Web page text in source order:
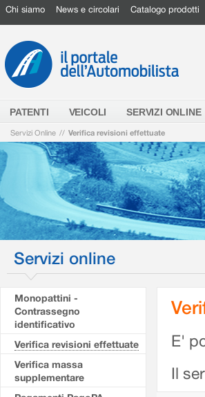
Chi siamo News e circolari Catalogo prodotti
PATENTI VEICOLI SERVIZI ONLINE
Servizi Online // Verifica revisioni effettuate
Servizi online
Monopattini -
Contrassegno
identificativo
Verifica revisioni effettuate
Verifica massa
supplementare
E'
Il